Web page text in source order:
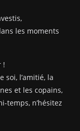
les moments
!
soi, l’amitié, la
et les copains,
temps, n’hésitez